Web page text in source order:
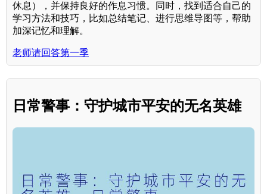
休息），并保持良好的作息习惯。同时，找到适合自己的
学习方法和技巧，比如总结笔记、进行思维导图等，帮助
加深记忆和理解。
老师请回答第一季
日常警事：守护城市平安的无名英雄